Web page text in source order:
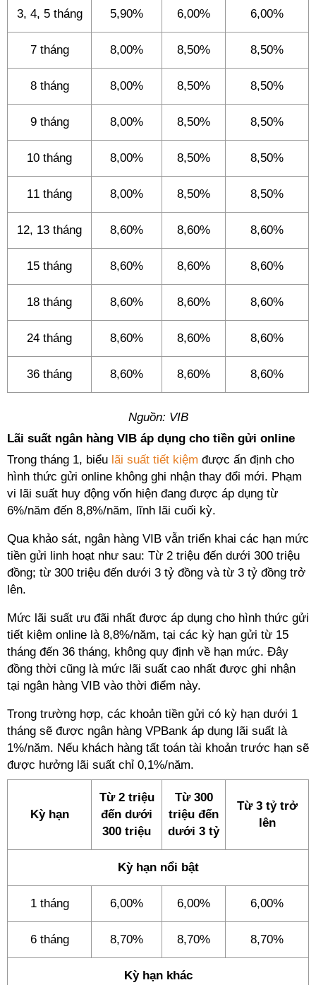
3, 4, 5 tháng 5,90% 6,00% 6,00%
7 tháng 8,00% 8,50% 8,50%
8 tháng 8,00% 8,50% 8,50%
9 tháng 8,00% 8,50% 8,50%
10 tháng 8,00% 8,50% 8,50%
11 tháng 8,00% 8,50% 8,50%
12, 13 tháng 8,60% 8,60% 8,60%
15 tháng 8,60% 8,60% 8,60%
18 tháng 8,60% 8,60% 8,60%
24 tháng 8,60% 8,60% 8,60%
36 tháng 8,60% 8,60% 8,60%
Nguồn: VIB
Lãi suất ngân hàng VIB áp dụng cho tiền gửi online
Trong tháng 1, biểu lãi suất tiết kiệm được ấn định cho
hình thức gửi online không ghi nhận thay đổi mới. Phạm
vi lãi suất huy động vốn hiện đang được áp dụng từ
6%/năm đến 8,8%/năm, lĩnh lãi cuối kỳ.
Qua khảo sát, ngân hàng VIB vẫn triển khai các hạn mức
tiền gửi linh hoạt như sau: Từ 2 triệu đến dưới 300 triệu
đồng; từ 300 triệu đến dưới 3 tỷ đồng và từ 3 tỷ đồng trở
lên.
Mức lãi suất ưu đãi nhất được áp dụng cho hình thức gửi
tiết kiệm online là 8,8%/năm, tại các kỳ hạn gửi từ 15
tháng đến 36 tháng, không quy định về hạn mức. Đây
đồng thời cũng là mức lãi suất cao nhất được ghi nhận
tại ngân hàng VIB vào thời điểm này.
Trong trường hợp, các khoản tiền gửi có kỳ hạn dưới 1
tháng sẽ được ngân hàng VPBank áp dụng lãi suất là
1%/năm. Nếu khách hàng tất toán tài khoản trước hạn sẽ
được hưởng lãi suất chỉ 0,1%/năm.
Kỳ hạn
Từ 2 triệu
đến dưới
300 triệu
Từ 300
triệu đến
dưới 3 tỷ
Từ 3 tỷ trở
lên
Kỳ hạn nổi bật
1 tháng 6,00% 6,00% 6,00%
6 tháng 8,70% 8,70% 8,70%
Kỳ hạn khác